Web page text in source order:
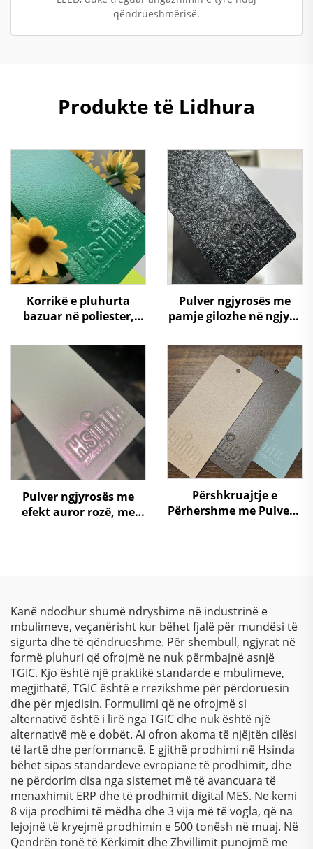
qëndrueshmërisë.
Produkte të Lidhura
Korrikë e pluhurta
bazuar në poliester,
prodhuesi, për kabinete
elektrike, për mobilje
dhe për ngjyrosje
Pulver ngjyrosës me
pamje gilozhe në ngjyra
mobilier
Pulver ngjyrosës me
efekt auror rozë, me
Përshkruajtje e
Përhershme me Pulver –
Industriale dhe
Arkitektonike
Kanë ndodhur shumë ndryshime në industrinë e
mbulimeve, veçanërisht kur bëhet fjalë për mundësi të
sigurta dhe të qëndrueshme. Për shembull, ngjyrat në
formë pluhuri që ofrojmë ne nuk përmbajnë asnjë
TGIC. Kjo është një praktikë standarde e mbulimeve,
megjithatë, TGIC është e rrezikshme për përdoruesin
dhe për mjedisin. Formulimi që ne ofrojmë si
alternativë është i lirë nga TGIC dhe nuk është një
alternativë më e dobët. Ai ofron akoma të njëjtën cilësi
të lartë dhe performancë. E gjithë prodhimi në Hsinda
bëhet sipas standardeve evropiane të prodhimit, dhe
ne përdorim disa nga sistemet më të avancuara të
menaxhimit ERP dhe të prodhimit digital MES. Ne kemi
8 vija prodhimi të mëdha dhe 3 vija më të vogla, që na
lejojnë të kryejmë prodhimin e 500 tonësh në muaj. Në
Qendrën tonë të Kërkimit dhe Zhvillimit punojmë me